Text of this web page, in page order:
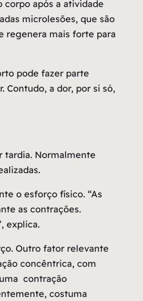
corpo após a atividade
microlesões, que são
regenera mais forte para
pode fazer parte
Contudo, a dor, por si só,
tardia. Normalmente
o esforço físico. “As
as contrações.
, explica.
Outro fator relevante
concêntrica, com
contração
costuma